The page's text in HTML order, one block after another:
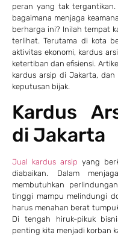
peran yang tak tergantikan.
bagaimana menjaga
berharga ini? Inilah tempat
terlihat. Terutama di kota
aktivitas ekonomi, kardus
ketertiban dan efisiensi.
kardus arsip di Jakarta,
keputusan bijak.
Kardus
di Jakarta
Jual kardus arsip yang
diabaikan. Dalam
membutuhkan
tinggi mampu melindungi
harus menahan berat
Di tengah hiruk-pikuk
penting kita menjadi korban